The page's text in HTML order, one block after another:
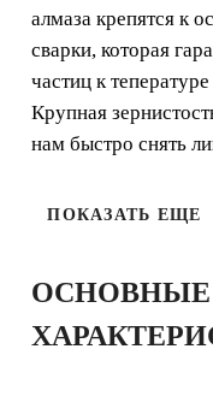
МАТЕРИАЛ
КЕРАМОГРА
алмаза крепятся к
сварки, которая
частиц к
Крупная
нам быстро снять
ПОКАЗАТЬ ЕЩЕ
ОСНОВНЫЕ